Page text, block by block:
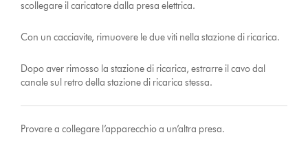
scollegare il caricatore dalla presa elettrica.
Con un cacciavite, rimuovere le due viti nella stazione di ricarica.
Dopo aver rimosso la stazione di ricarica, estrarre il cavo dal
canale sul retro della stazione di ricarica stessa.
Provare a collegare l’apparecchio a un’altra presa.